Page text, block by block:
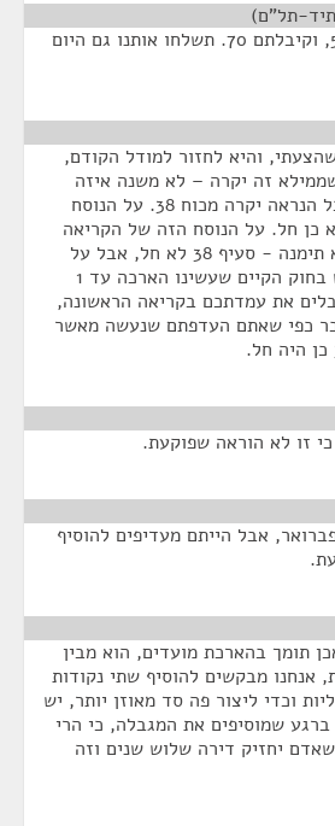
תל"ם)
שלחתם אותנו להביא 51, וקיבלתם 70. תשלחו אותנו גם היום
והיא לחזור למודל הקודם,
זה יקרה – לא משנה איזה
תאריך נשים שם, זה ככל הנראה יקרה מכוח 38. על הנוסח
כן חל. על הנוסח הזה של הקריאה
הראשונה, שהתקופה לא תימנה - סעיף 38 לא חל, אבל על
הנוסח הקודם, כפי שיש בחוק הקיים שעשינו הארכה עד 1
את עמדתכם בקריאה הראשונה,
עד 31 בדצמבר כפי שאתם העדפתם שנעשה מאשר
זו לא הוראה שפוקעת.
מעדיפים את 28 בפברואר, אבל הייתם מעדיפים להוסיף
תומך בהארכת מועדים, הוא מבין
מבקשים להוסיף שתי נקודות
וכדי ליצור פה סד מאוזן יותר, יש
ברגע שמוסיפים את המגבלה, כי הרי
יחזיק דירה שלוש שנים וזה